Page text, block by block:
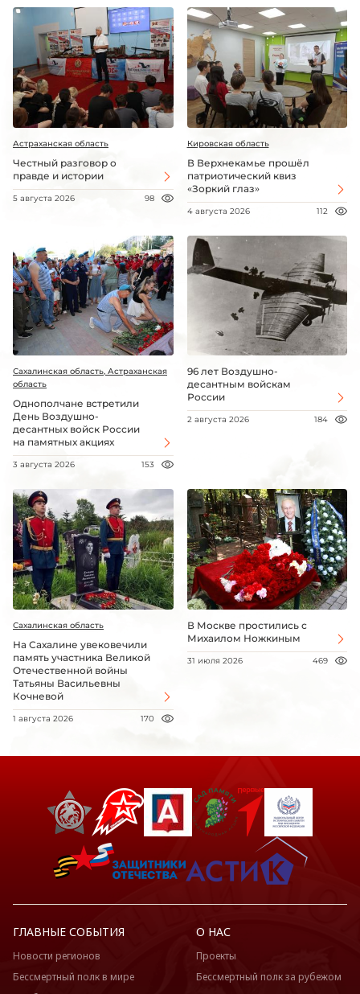
Астраханская область
Честный разговор о
правде и истории
5 августа 2026 98
Кировская область
В Верхнекамье прошёл
патриотический квиз
«Зоркий глаз»
4 августа 2026 112
Сахалинская область, Астраханская
область
Однополчане встретили
День Воздушно-
десантных войск России
на памятных акциях
3 августа 2026 153
96 лет Воздушно-
десантным войскам
России
2 августа 2026 184
Сахалинская область
На Сахалине увековечили
память участника Великой
Отечественной войны
Татьяны Васильевны
Кочневой
1 августа 2026 170
В Москве простились с
Михаилом Ножкиным
31 июля 2026 469
ГЛАВНЫЕ СОБЫТИЯ
Новости регионов
Бессмертный полк в мире
О НАС
Проекты
Бессмертный полк за рубежом